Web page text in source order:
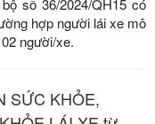
số 36/2024/QH15 có
hợp người lái xe mô
người/xe.
SỨC KHỎE,